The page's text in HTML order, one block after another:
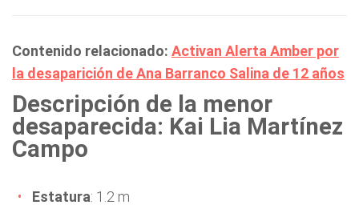
Contenido relacionado: Activan Alerta Amber por
la desaparición de Ana Barranco Salina de 12 años
Descripción de la menor
desaparecida: Kai Lia Martínez
Campo
Estatura: 1.2 m